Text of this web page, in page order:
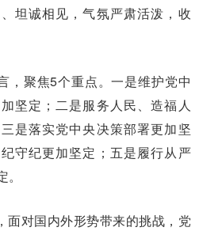
坦诚相见，气氛严肃活泼，收
，聚焦5个重点。一是维护党中
坚定；二是服务人民、造福人
是落实党中央决策部署更加坚
守纪更加坚定；五是履行从严
面对国内外形势带来的挑战，党